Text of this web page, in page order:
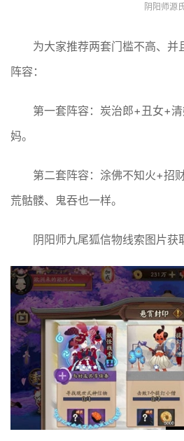
阴阳师源
为大家推荐两套门槛不高、并
阵容：
第一套阵容：炭治郎+丑女+
妈。
第二套阵容：涂佛不知火+招
荒骷髅、鬼吞也一样。
阴阳师九尾狐信物线索图片获